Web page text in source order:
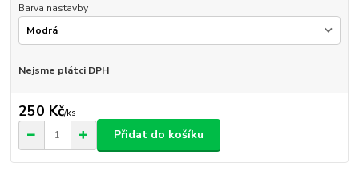
Barva nastavby
Nejsme plátci DPH
250 Kč/ks
Přidat do košíku